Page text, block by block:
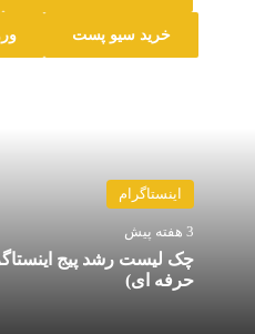
خرید سیو پست
اینستاگرام
3 هفته پیش
چک‌ لیست رشد پیج
حرفه ای)